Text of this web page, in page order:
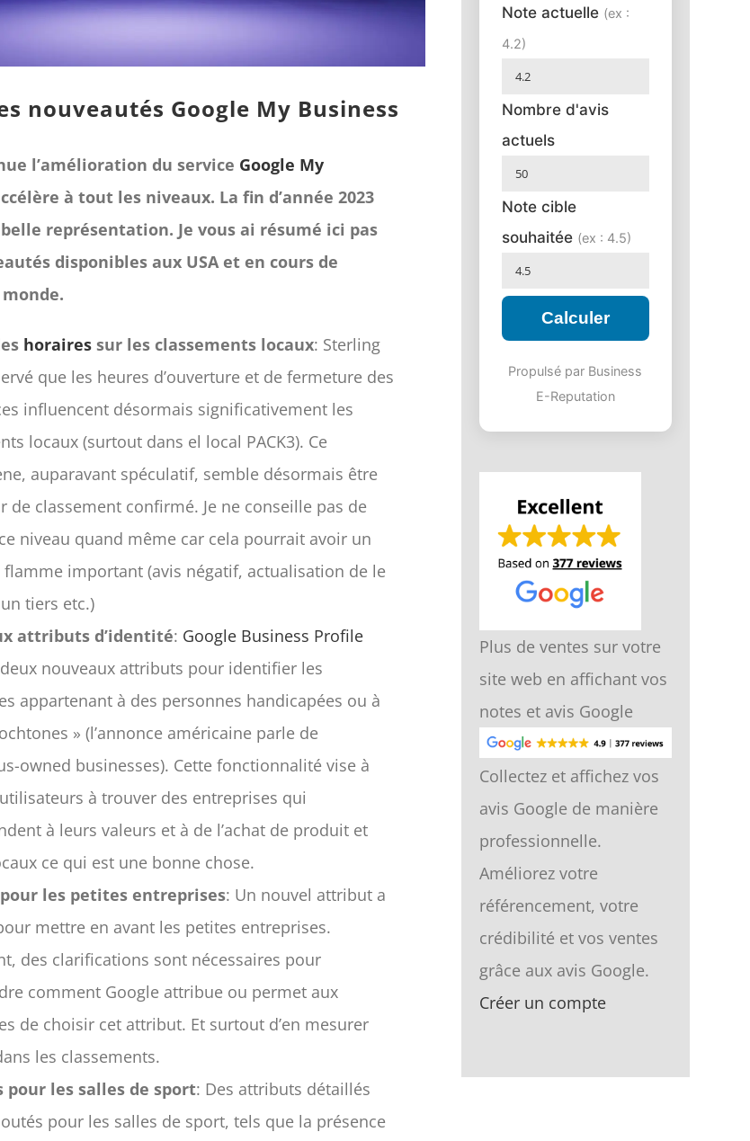
nouveautés Google My Business
l’amélioration du service Google My
à tout les niveaux. La fin d’année 2023
représentation. Je vous ai résumé ici pas
disponibles aux USA et en cours de
horaires sur les classements locaux: Sterling
que les heures d’ouverture et de fermeture des
influencent désormais significativement les
locaux (surtout dans el local PACK3). Ce
auparavant spéculatif, semble désormais être
de classement confirmé. Je ne conseille pas de
niveau quand même car cela pourrait avoir un
important (avis négatif, actualisation de le
tiers etc.)
attributs d’identité: Google Business Profile
nouveaux attributs pour identifier les
appartenant à des personnes handicapées ou à
» (l’annonce américaine parle de
owned businesses). Cette fonctionnalité vise à
à trouver des entreprises qui
à leurs valeurs et à de l’achat de produit et
ce qui est une bonne chose.
les petites entreprises: Un nouvel attribut a
mettre en avant les petites entreprises.
des clarifications sont nécessaires pour
comment Google attribue ou permet aux
de choisir cet attribut. Et surtout d’en mesurer
les classements.
les salles de sport: Des attributs détaillés
pour les salles de sport, tels que la présence
Note actuelle (ex :
4.2)
Nombre d'avis
actuels
Note cible
souhaitée (ex : 4.5)
Calculer
Propulsé par Business
E-Reputation
Plus de ventes sur votre
site web en affichant vos
notes et avis Google
Collectez et affichez vos
avis Google de manière
professionnelle.
Améliorez votre
référencement, votre
crédibilité et vos ventes
grâce aux avis Google.
Créer un compte